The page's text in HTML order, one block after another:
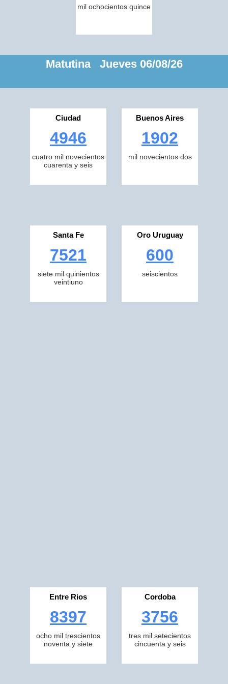
mil ochocientos quince
Matutina Jueves 06/08/26
Ciudad
4946
cuatro mil novecientos
cuarenta y seis
Buenos Aires
1902
mil novecientos dos
Santa Fe
7521
siete mil quinientos
veintiuno
Oro Uruguay
600
seiscientos
Entre Rios
8397
ocho mil trescientos
noventa y siete
Cordoba
3756
tres mil setecientos
cincuenta y seis